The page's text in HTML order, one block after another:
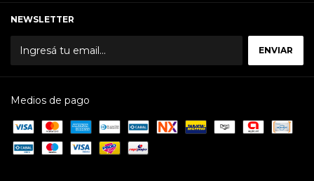
NEWSLETTER
Medios de pago